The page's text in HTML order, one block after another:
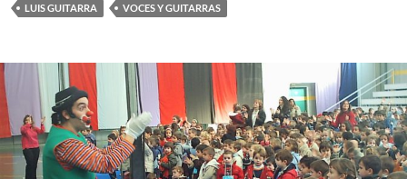
LUIS GUITARRA
VOCES Y GUITARRAS